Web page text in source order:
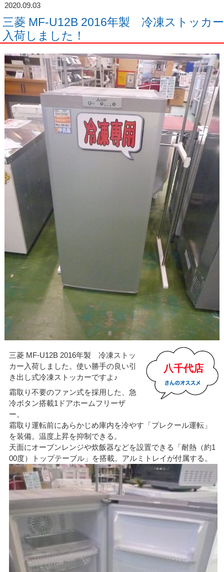
2020.09.03
三菱 MF-U12B 2016年製 冷凍ストッカー
入荷しました！
八千代店
三菱 MF-U12B 2016年製 冷凍ストッ
カー入荷しました。使い勝手の良い引
き出し式冷凍ストッカーですよ♪
霜取り不要のファン式を採用した、急
冷ボタン搭載1ドアホームフリーザ
ー。
霜取り運転前にあらかじめ庫内を冷やす「プレクール運転」
を装備。温度上昇を抑制できる。
天面にオーブンレンジや炊飯器などを設置できる「耐熱（約1
00度）トップテーブル」を搭載。アルミトレイが付属する。